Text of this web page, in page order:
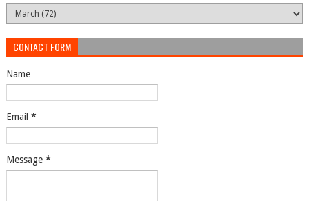
CONTACT FORM
Name
Email *
Message *